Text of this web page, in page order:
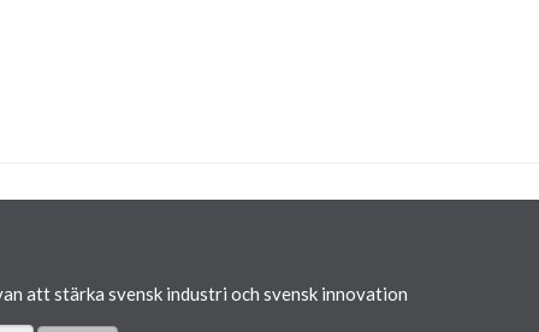
att stärka svensk industri och svensk innovation